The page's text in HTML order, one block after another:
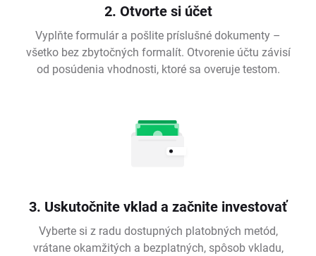
2. Otvorte si účet
Vyplňte formulár a pošlite príslušné dokumenty –
všetko bez zbytočných formalít. Otvorenie účtu závisí
od posúdenia vhodnosti, ktoré sa overuje testom.
3. Uskutočnite vklad a začnite investovať
Vyberte si z radu dostupných platobných metód,
vrátane okamžitých a bezplatných, spôsob vkladu,